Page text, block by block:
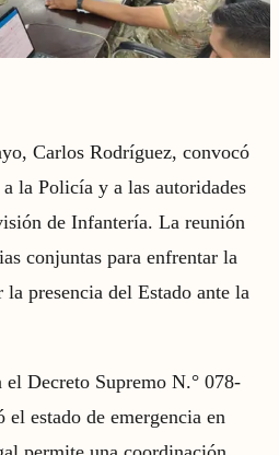
Carlos Rodríguez, convocó
la Policía y a las autoridades
de Infantería. La reunión
conjuntas para enfrentar la
presencia del Estado ante la
el Decreto Supremo N.° 078-
estado de emergencia en